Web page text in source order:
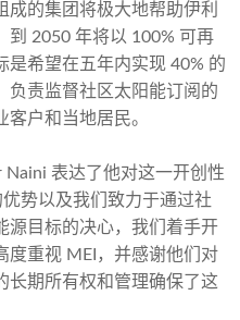
成的集团将极大地帮助伊利
到 2050 年将以 100% 可再
是希望在五年内实现 40% 的
负责监督社区太阳能订阅的
户和当地居民。
Naini 表达了他对这一开创性
势以及我们致力于通过社
源目标的决心，我们着手开
度重视 MEI，并感谢他们对
长期所有权和管理确保了这